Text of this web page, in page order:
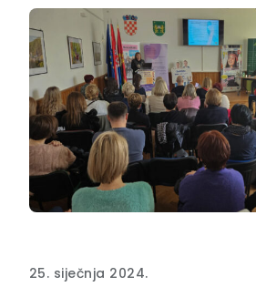
25. siječnja 2024.